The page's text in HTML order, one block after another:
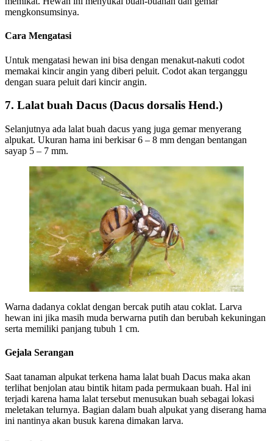
mengkonsumsinya.
Cara Mengatasi
Untuk mengatasi hewan ini bisa dengan menakut-nakuti codot
memakai kincir angin yang diberi peluit. Codot akan terganggu
dengan suara peluit dari kincir angin.
7. Lalat buah Dacus (Dacus dorsalis Hend.)
Selanjutnya ada lalat buah dacus yang juga gemar menyerang
alpukat. Ukuran hama ini berkisar 6 – 8 mm dengan bentangan
sayap 5 – 7 mm.
Warna dadanya coklat dengan bercak putih atau coklat. Larva
hewan ini jika masih muda berwarna putih dan berubah kekuningan
serta memiliki panjang tubuh 1 cm.
Gejala Serangan
Saat tanaman alpukat terkena hama lalat buah Dacus maka akan
terlihat benjolan atau bintik hitam pada permukaan buah. Hal ini
terjadi karena hama lalat tersebut menusukan buah sebagai lokasi
meletakan telurnya. Bagian dalam buah alpukat yang diserang hama
ini nantinya akan busuk karena dimakan larva.